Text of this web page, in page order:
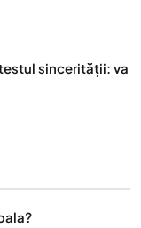
sincerității: va